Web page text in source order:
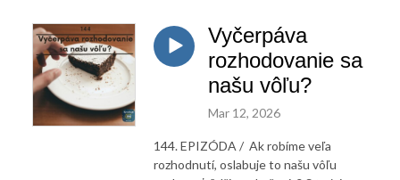
Vyčerpáva
rozhodovanie sa
našu vôľu?
Mar 12, 2026
144. EPIZÓDA / Ak robíme veľa
rozhodnutí, oslabuje to našu vôľu